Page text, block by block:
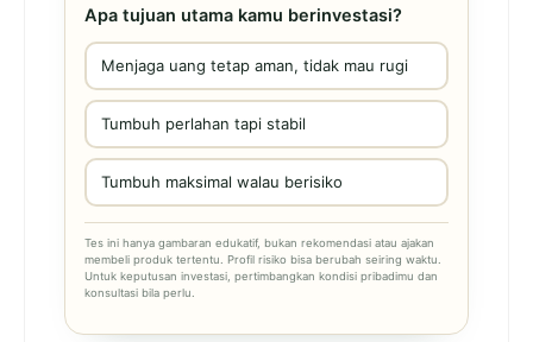
Apa tujuan utama kamu berinvestasi?
Menjaga uang tetap aman, tidak mau rugi
Tumbuh perlahan tapi stabil
Tumbuh maksimal walau berisiko
Tes ini hanya gambaran edukatif, bukan rekomendasi atau ajakan
membeli produk tertentu. Profil risiko bisa berubah seiring waktu.
Untuk keputusan investasi, pertimbangkan kondisi pribadimu dan
konsultasi bila perlu.